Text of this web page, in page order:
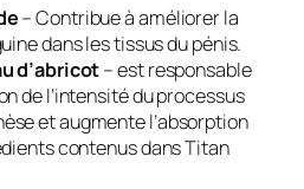
– Contribue à améliorer la
dans les tissus du pénis.
d’abricot– est responsable
de l’intensité du processus
et augmente l’absorption
contenus dans Titan